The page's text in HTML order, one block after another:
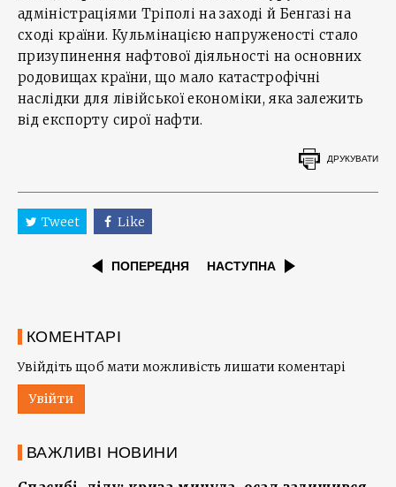
адміністраціями Тріполі на заході й Бенгазі на
сході країни. Кульмінацією напруженості стало
призупинення нафтової діяльності на основних
родовищах країни, що мало катастрофічні
наслідки для лівійської економіки, яка залежить
від експорту сирої нафти.
ДРУКУВАТИ
Tweet Like
ПОПЕРЕДНЯ НАСТУПНА
КОМЕНТАРІ
Увійдіть щоб мати можливість лишати коментарі
Увійти
ВАЖЛИВІ НОВИНИ